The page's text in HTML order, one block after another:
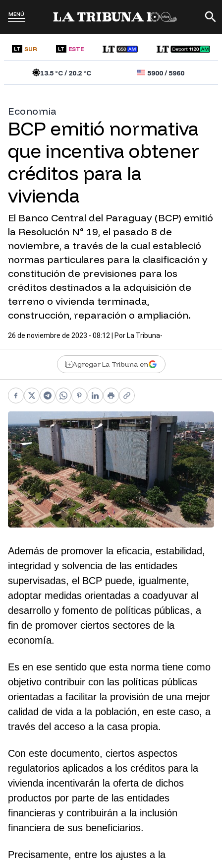
MENÚ
LT SUR LT ESTE
13.5°C /20.2°C 5900/5960
Economia
BCP emitió normativa
que incentiva obtener
créditos para la
vivienda
El Banco Central del Paraguay (BCP) emitió
la Resolución N° 19, el pasado 8 de
noviembre, a través de la cual estableció
normas particulares para la clasificación y
constitución de previsiones para los
créditos destinados a la adquisición de
terreno o vivienda terminada,
construcción, reparación o ampliación.
26 de noviembre de 2023 - 08:12 | Por La Tribuna-
Agregar La Tribuna en
Facebook
X Telegram
WhatsApp
Pinterest
LinkedIn
PrintCopy link
Además de promover la eficacia, estabilidad,
integridad y solvencia de las entidades
supervisadas, el BCP puede, igualmente,
adoptar medidas orientadas a coadyuvar al
desarrollo y fomento de políticas públicas, a
fin de promover ciertos sectores de la
economía.
Es en ese sentido que esta norma tiene como
objetivo contribuir con las políticas públicas
orientadas a facilitar la provisión de una mejor
calidad de vida a la población, en este caso, a
través del acceso a la casa propia.
Con este documento, ciertos aspectos
regulatorios aplicados a los créditos para la
vivienda incentivarán la oferta de dichos
productos por parte de las entidades
financieras y contribuirán a la inclusión
financiera de sus beneficiarios.
Precisamente, entre los ajustes a la